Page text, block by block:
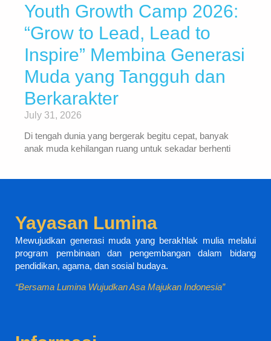
Youth Growth Camp 2026:
“Grow to Lead, Lead to
Inspire” Membina Generasi
Muda yang Tangguh dan
Berkarakter
July 31, 2026
Di tengah dunia yang bergerak begitu cepat, banyak
anak muda kehilangan ruang untuk sekadar berhenti
Yayasan Lumina
Mewujudkan generasi muda yang berakhlak mulia melalui
program pembinaan dan pengembangan dalam bidang
pendidikan, agama, dan sosial budaya.
“Bersama Lumina Wujudkan Asa Majukan Indonesia”